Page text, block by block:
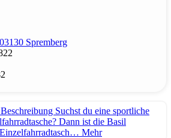
Spremberg
Beschreibung Suchst du eine sportliche
Dann ist die Basil
Mehr